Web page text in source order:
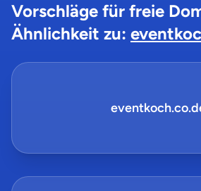
Vorschläge für freie
Ähnlichkeit zu: